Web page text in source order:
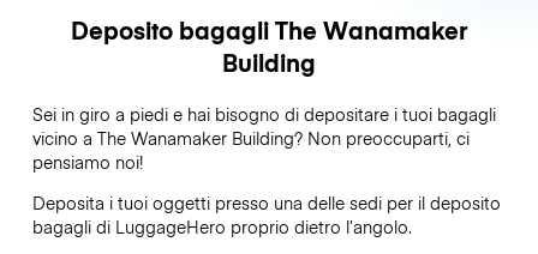
Deposito bagagli The Wanamaker
Building
Sei in giro a piedi e hai bisogno di depositare i tuoi bagagli
vicino a The Wanamaker Building? Non preoccuparti, ci
pensiamo noi!
Deposita i tuoi oggetti presso una delle sedi per il deposito
bagagli di LuggageHero proprio dietro l’angolo.